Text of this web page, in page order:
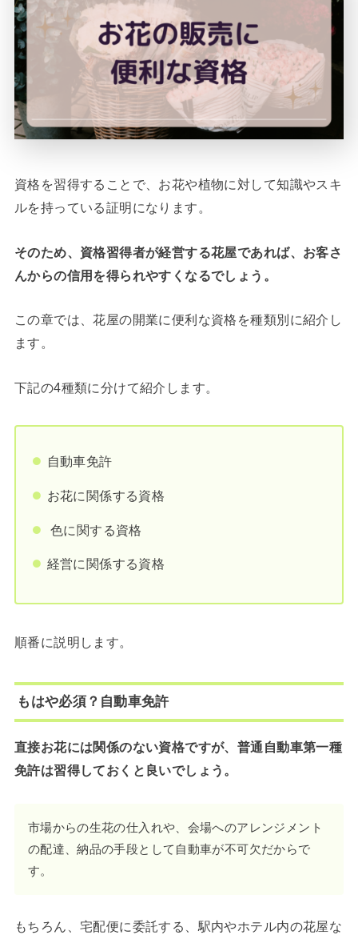
資格を習得することで、お花や植物に対して知識やスキ
ルを持っている証明になります。
そのため、資格習得者が経営する花屋であれば、お客さ
んからの信用を得られやすくなるでしょう。
この章では、花屋の開業に便利な資格を種類別に紹介し
ます。
下記の4種類に分けて紹介します。
自動車免許
お花に関係する資格
色に関する資格
経営に関係する資格
順番に説明します。
もはや必須？自動車免許
直接お花には関係のない資格ですが、普通自動車第一種
免許は習得しておくと良いでしょう。
市場からの生花の仕入れや、会場へのアレンジメント
の配達、納品の手段として自動車が不可欠だからで
す。
もちろん、宅配便に委託する、駅内やホテル内の花屋な